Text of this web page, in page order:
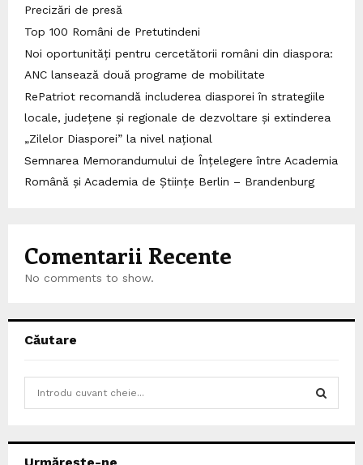
Precizări de presă
Top 100 Români de Pretutindeni
Noi oportunități pentru cercetătorii români din diaspora:
ANC lansează două programe de mobilitate
RePatriot recomandă includerea diasporei în strategiile
locale, județene și regionale de dezvoltare și extinderea
„Zilelor Diasporei” la nivel național
Semnarea Memorandumului de Înțelegere între Academia
Română și Academia de Științe Berlin – Brandenburg
Comentarii Recente
No comments to show.
Căutare